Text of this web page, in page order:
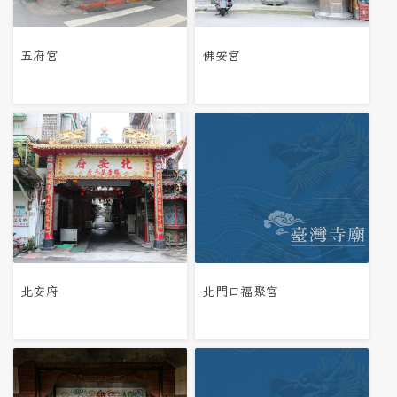
五府宮 佛安宮
北安府 北門口福聚宮